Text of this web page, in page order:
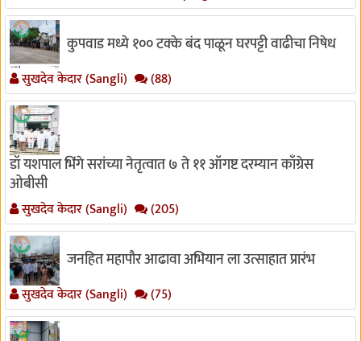
कुपवाड मध्ये १०० टक्के बंद पाळून घरपट्टी वाढीचा निषेध
सुखदेव केदार (Sangli) (88)
डॉ यशपाल भिंगे सरांच्या नेतृत्वात ७ ते ११ ऑगष्ट दरम्यान काँग्रेस
ओबीसी
सुखदेव केदार (Sangli) (205)
जनहित महापौर आढावा अभियान ला उत्साहात प्रारंभ
सुखदेव केदार (Sangli) (75)